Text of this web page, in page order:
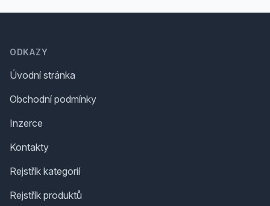
ODKAZY
Úvodní stránka
Obchodní podmínky
Inzerce
Kontakty
Rejstřík kategorií
Rejstřík produktů